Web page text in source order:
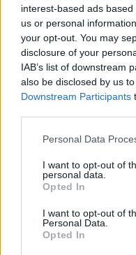
interest-based ads
us or personal
your opt-out. You may
disclosure of your
IAB’s list of downstream
also be disclosed by us
Downstream Participants
Personal Data
I want to opt-out of
personal data.
Opted In
I want to opt-out of
Personal Data.
Opted In
3
UUTISET
Kela voi